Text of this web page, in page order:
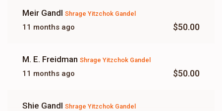
Meir Gandl Shrage Yitzchok Gandel
11 months ago $50.00
M. E. Freidman Shrage Yitzchok Gandel
11 months ago $50.00
Shie Gandl Shrage Yitzchok Gandel